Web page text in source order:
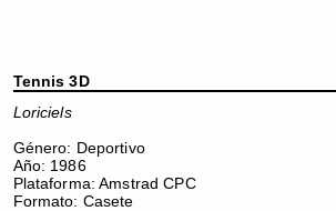
Tennis 3D
Loriciels
Género: Deportivo
Año: 1986
Plataforma: Amstrad CPC
Formato: Casete